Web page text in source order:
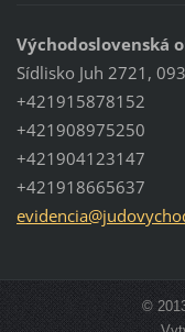
Východoslovenská
Sídlisko Juh 2721,
+421915878152
+421908975250
+421904123147
+421918665637
evidencia@judovy
©